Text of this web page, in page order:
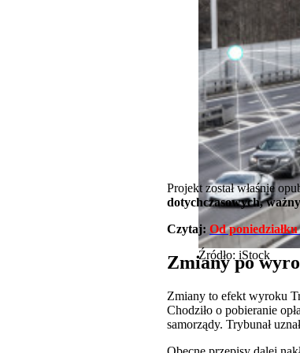
Źródło: iStock
Projekt został właśnie
dotychczasowych,
Czytaj: Od
Zmiany po
Zmiany to efekt wyroku
Chodziło o pobieranie
samorządy. Trybunał